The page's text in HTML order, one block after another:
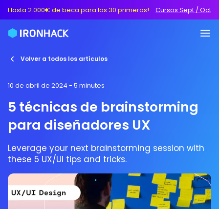
Hasta 2.000€ de beca para los 30 primeros! - Cursos Sept / Oct
Volver a todos los artículos
10 de abril de 2024 - 5 minutes
5 técnicas de brainstorming
para diseñadores UX
Leverage your next brainstorming session with
these 5 UX/UI tips and tricks.